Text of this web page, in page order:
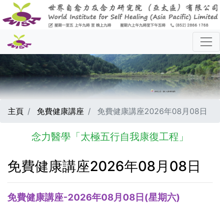
主頁 免費健康講座 免費健康講座2026年08月08日
念力醫學「太極五行自我康復工程」
免費健康講座2026年08月08日
免費健康講座-2026年08月08日(星期六)